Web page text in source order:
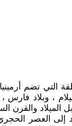
التي تضم
وعيلام ،